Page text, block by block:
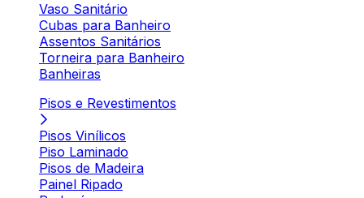
Vaso Sanitário
Cubas para Banheiro
Assentos Sanitários
Torneira para Banheiro
Banheiras
Pisos e Revestimentos
Pisos Vinílicos
Piso Laminado
Pisos de Madeira
Painel Ripado